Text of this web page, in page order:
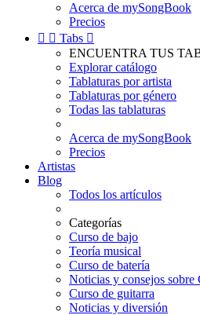
Acerca de mySongBook
Precios
  Tabs 
ENCUENTRA TUS
Explorar catálogo
Tablaturas por artista
Tablaturas por género
Todas las tablaturas
Acerca de mySongBook
Precios
Artistas
Blog
Todos los artículos
Categorías
Curso de bajo
Teoría musical
Curso de batería
Noticias y consejos sobre
Curso de guitarra
Noticias y diversión